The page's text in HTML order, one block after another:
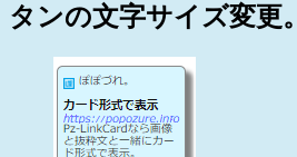
タンの文字サイズ変更。